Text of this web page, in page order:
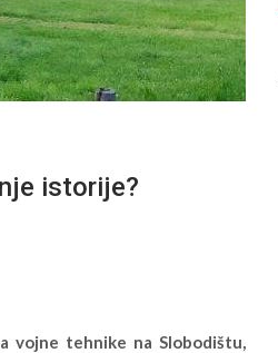
istorije?
vojne tehnike na Slobodištu,